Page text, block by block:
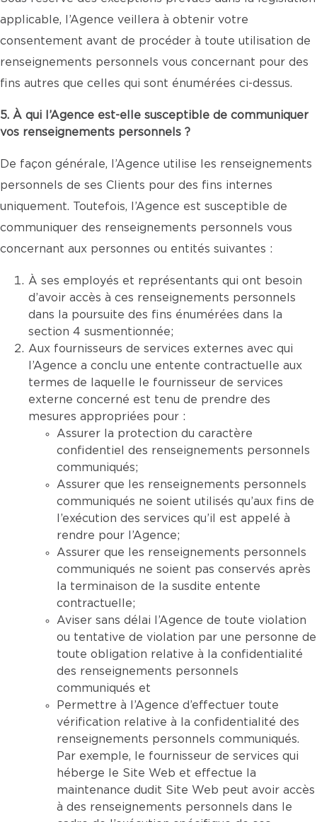
applicable, l’Agence veillera à obtenir votre
consentement avant de procéder à toute utilisation de
renseignements personnels vous concernant pour des
fins autres que celles qui sont énumérées ci-dessus.
5. À qui l’Agence est-elle susceptible de communiquer
vos renseignements personnels ?
De façon générale, l’Agence utilise les renseignements
personnels de ses Clients pour des fins internes
uniquement. Toutefois, l’Agence est susceptible de
communiquer des renseignements personnels vous
concernant aux personnes ou entités suivantes :
À ses employés et représentants qui ont besoin
d’avoir accès à ces renseignements personnels
dans la poursuite des fins énumérées dans la
section 4 susmentionnée;
Aux fournisseurs de services externes avec qui
l’Agence a conclu une entente contractuelle aux
termes de laquelle le fournisseur de services
externe concerné est tenu de prendre des
mesures appropriées pour :
Assurer la protection du caractère
confidentiel des renseignements personnels
communiqués;
Assurer que les renseignements personnels
communiqués ne soient utilisés qu’aux fins de
l’exécution des services qu’il est appelé à
rendre pour l’Agence;
Assurer que les renseignements personnels
communiqués ne soient pas conservés après
la terminaison de la susdite entente
contractuelle;
Aviser sans délai l’Agence de toute violation
ou tentative de violation par une personne de
toute obligation relative à la confidentialité
des renseignements personnels
communiqués et
Permettre à l’Agence d’effectuer toute
vérification relative à la confidentialité des
renseignements personnels communiqués.
Par exemple, le fournisseur de services qui
héberge le Site Web et effectue la
maintenance dudit Site Web peut avoir accès
à des renseignements personnels dans le